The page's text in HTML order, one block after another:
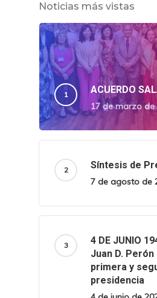
Noticias más vistas
ACUERDO
17 de marzo de
Síntesis de
7 de agosto de
4 DE JUNIO
Juan D.
primera y
presidencia